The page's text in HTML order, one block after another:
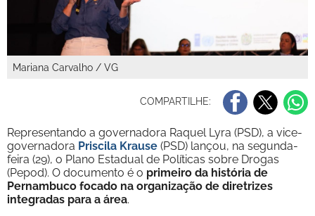
Mariana Carvalho / VG
COMPARTILHE:
Representando a governadora Raquel Lyra (PSD), a vice-
governadora Priscila Krause (PSD) lançou, na segunda-
feira (29), o Plano Estadual de Políticas sobre Drogas
(Pepod). O documento é o primeiro da história de
Pernambuco focado na organização de diretrizes
integradas para a área.